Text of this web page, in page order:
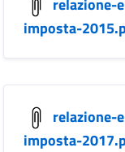
imposta-
imposta-